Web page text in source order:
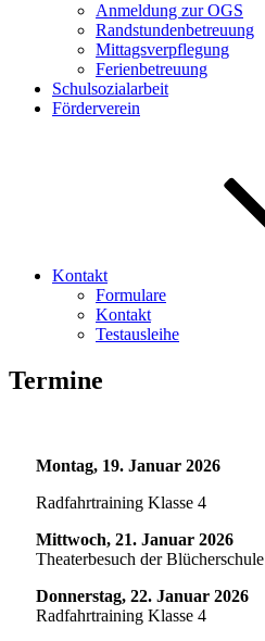
Anmeldung zur OGS
Randstundenbetreuung
Mittagsverpflegung
Ferienbetreuung
Schulsozialarbeit
Förderverein
Kontakt
Formulare
Kontakt
Testausleihe
Termine
Montag, 19. Januar 2026
Radfahrtraining Klasse 4
Mittwoch, 21. Januar 2026
Theaterbesuch der Blücherschule
Donnerstag, 22. Januar 2026
Radfahrtraining Klasse 4